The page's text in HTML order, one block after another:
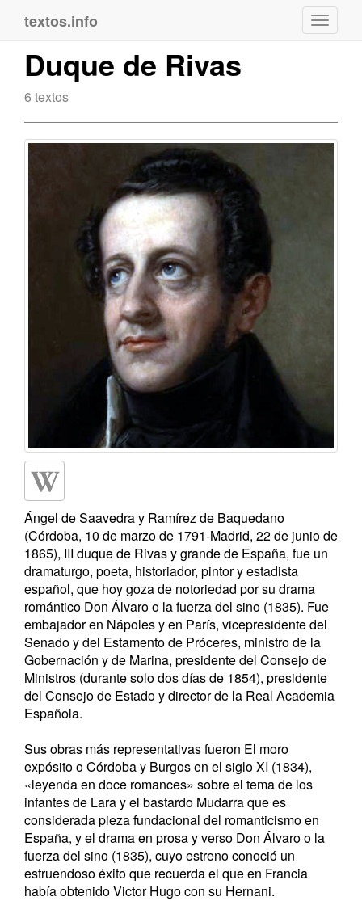
textos.info
Duque de Rivas
6 textos
Ángel de Saavedra y Ramírez de Baquedano
(Córdoba, 10 de marzo de 1791-Madrid, 22 de junio de
1865), III duque de Rivas y grande de España, fue un
dramaturgo, poeta, historiador, pintor y estadista
español, que hoy goza de notoriedad por su drama
romántico Don Álvaro o la fuerza del sino (1835). Fue
embajador en Nápoles y en París, vicepresidente del
Senado y del Estamento de Próceres, ministro de la
Gobernación y de Marina, presidente del Consejo de
Ministros (durante solo dos días de 1854), presidente
del Consejo de Estado y director de la Real Academia
Española.
Sus obras más representativas fueron El moro
expósito o Córdoba y Burgos en el siglo XI (1834),
«leyenda en doce romances» sobre el tema de los
infantes de Lara y el bastardo Mudarra que es
considerada pieza fundacional del romanticismo en
España, y el drama en prosa y verso Don Álvaro o la
fuerza del sino (1835), cuyo estreno conoció un
estruendoso éxito que recuerda el que en Francia
había obtenido Victor Hugo con su Hernani.